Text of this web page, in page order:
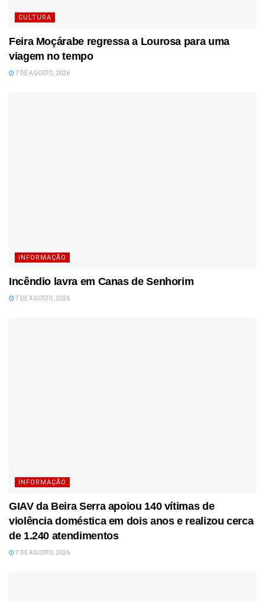
CULTURA
Feira Moçárabe regressa a Lourosa para uma
viagem no tempo
7 DE AGOSTO, 2026
INFORMAÇÃO
Incêndio lavra em Canas de Senhorim
7 DE AGOSTO, 2026
INFORMAÇÃO
GIAV da Beira Serra apoiou 140 vítimas de
violência doméstica em dois anos e realizou cerca
de 1.240 atendimentos
7 DE AGOSTO, 2026